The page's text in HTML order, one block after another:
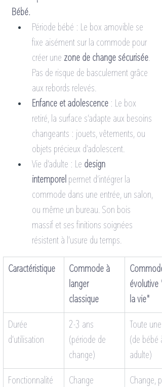
Bébé.
Période bébé : Le box amovible se
fixe aisément sur la commode pour
créer une zone de change sécurisée.
Pas de risque de basculement grâce
aux rebords relevés.
Enfance et adolescence : Le box
retiré, la surface s’adapte aux besoins
changeants : jouets, vêtements, ou
objets précieux d’adolescent.
Vie d’adulte : Le design
intemporel permet d’intégrer la
commode dans une entrée, un salon,
ou même un bureau. Son bois
massif et ses finitions soignées
résistent à l’usure du temps.
Caractéristique
Commode à
langer
classique
Commode
évolutive
la vie"
Durée
d’utilisation
2-3 ans
(période de
change)
Toute une
(de bébé à
adulte)
Fonctionnalité
Change
Change,